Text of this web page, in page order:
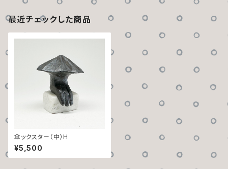
最近チェックした商品
傘ックスター（中）H
¥5,500